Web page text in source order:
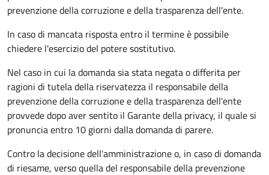
prevenzione della corruzione e della trasparenza dell'ente.
In caso di mancata risposta entro il termine è possibile
chiedere l'esercizio del potere sostitutivo.
Nel caso in cui la domanda sia stata negata o differita per
ragioni di tutela della riservatezza il responsabile della
prevenzione della corruzione e della trasparenza dell'ente
provvede dopo aver sentito il Garante della privacy, il quale si
pronuncia entro 10 giorni dalla domanda di parere.
Contro la decisione dell'amministrazione o, in caso di domanda
di riesame, verso quella del responsabile della prevenzione